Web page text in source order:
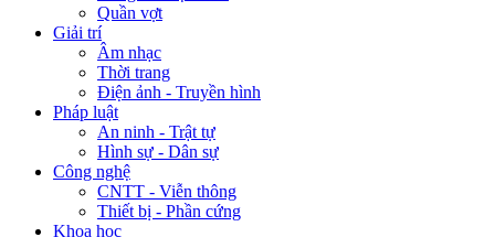
Quần vợt
Giải trí
Âm nhạc
Thời trang
Điện ảnh - Truyền hình
Pháp luật
An ninh - Trật tự
Hình sự - Dân sự
Công nghệ
CNTT - Viễn thông
Thiết bị - Phần cứng
Khoa học